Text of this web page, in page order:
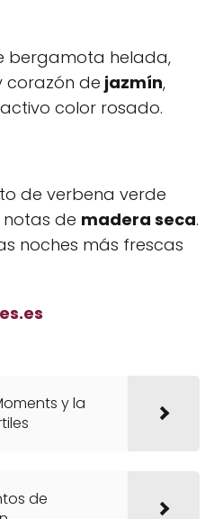
bergamota helada,
corazón de jazmín,
color rosado.
de verbena verde
notas de madera seca.
noches más frescas
y la
de